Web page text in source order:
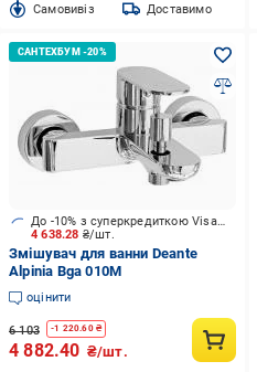
Cамовивіз Доставимо
4 638.28 ₴/шт.
До -10% з суперкредиткою Visa Вигода
Змішувач для ванни Deante
Alpinia Bga 010M
оцінити
6 103 -1 220.60₴
4 882.40 ₴/шт.